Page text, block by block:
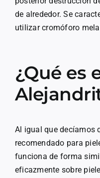
de alrededor. Se
utilizar cromóforo
¿Qué es
Al igual que decíamos
recomendado para
funciona de forma
eficazmente sobre